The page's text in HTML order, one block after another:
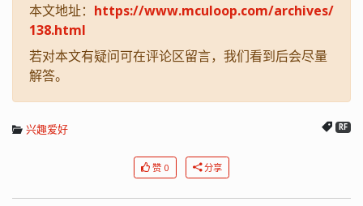
本文地址： https://www.mculoop.com/archives/
138.html
若对本文有疑问可在评论区留言，我们看到后会尽量
解答。
兴趣爱好 RF
赞 0 分享